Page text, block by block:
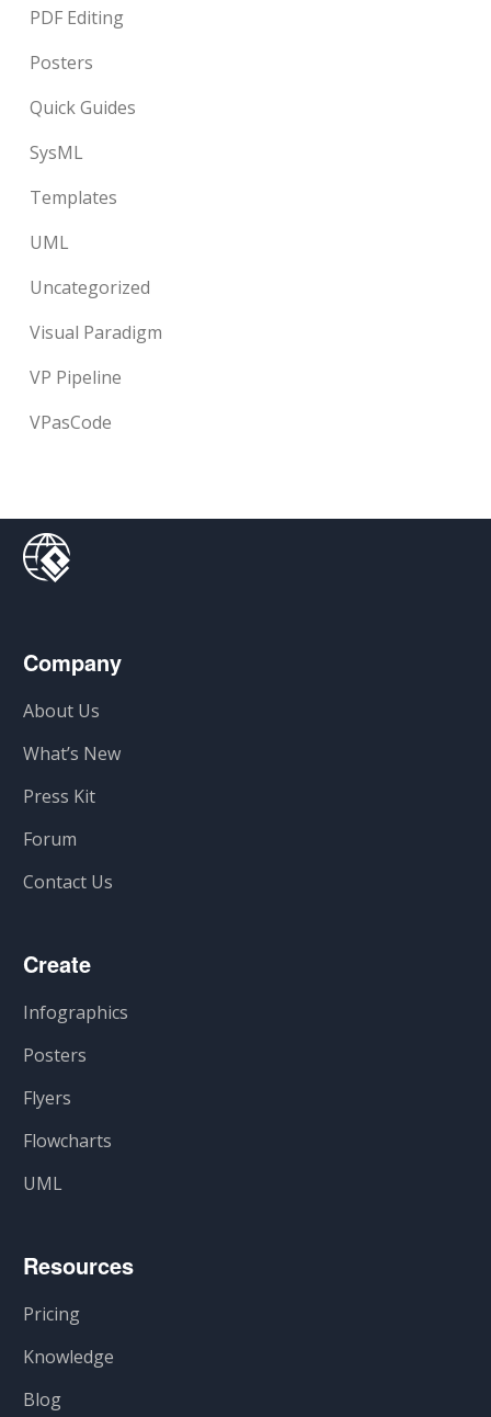
PDF Editing
Posters
Quick Guides
SysML
Templates
UML
Uncategorized
Visual Paradigm
VP Pipeline
VPasCode
Company
About Us
What’s New
Press Kit
Forum
Contact Us
Create
Infographics
Posters
Flyers
Flowcharts
UML
Resources
Pricing
Knowledge
Blog